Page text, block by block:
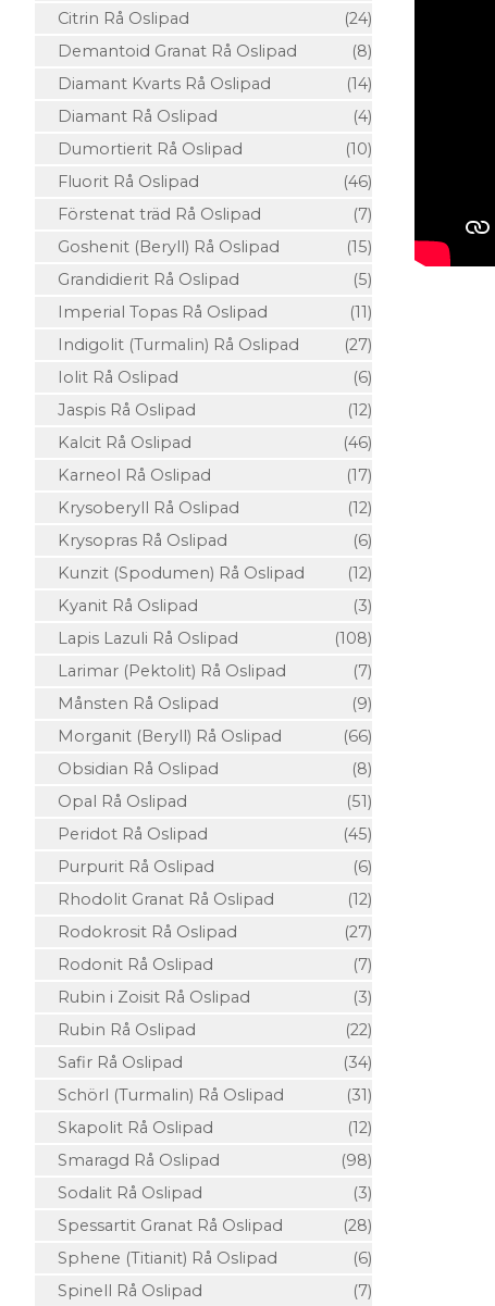
Citrin Rå Oslipad
(24)
Demantoid Granat Rå Oslipad
(8)
Diamant Kvarts Rå Oslipad
(14)
Diamant Rå Oslipad
(4)
Dumortierit Rå Oslipad
(10)
Fluorit Rå Oslipad
(46)
Förstenat träd Rå Oslipad
(7)
Goshenit (Beryll) Rå Oslipad
(15)
Grandidierit Rå Oslipad
(5)
Imperial Topas Rå Oslipad
(11)
Indigolit (Turmalin) Rå Oslipad
(27)
Iolit Rå Oslipad
(6)
Jaspis Rå Oslipad
(12)
Kalcit Rå Oslipad
(46)
Karneol Rå Oslipad
(17)
Krysoberyll Rå Oslipad
(12)
Krysopras Rå Oslipad
(6)
Kunzit (Spodumen) Rå Oslipad
(12)
Kyanit Rå Oslipad
(3)
Lapis Lazuli Rå Oslipad
(108)
Larimar (Pektolit) Rå Oslipad
(7)
Månsten Rå Oslipad
(9)
Morganit (Beryll) Rå Oslipad
(66)
Obsidian Rå Oslipad
(8)
Opal Rå Oslipad
(51)
Peridot Rå Oslipad
(45)
Purpurit Rå Oslipad
(6)
Rhodolit Granat Rå Oslipad
(12)
Rodokrosit Rå Oslipad
(27)
Rodonit Rå Oslipad
(7)
Rubin i Zoisit Rå Oslipad
(3)
Rubin Rå Oslipad
(22)
Safir Rå Oslipad
(34)
Schörl (Turmalin) Rå Oslipad
(31)
Skapolit Rå Oslipad
(12)
Smaragd Rå Oslipad
(98)
Sodalit Rå Oslipad
(3)
Spessartit Granat Rå Oslipad
(28)
Sphene (Titianit) Rå Oslipad
(6)
Spinell Rå Oslipad
(7)